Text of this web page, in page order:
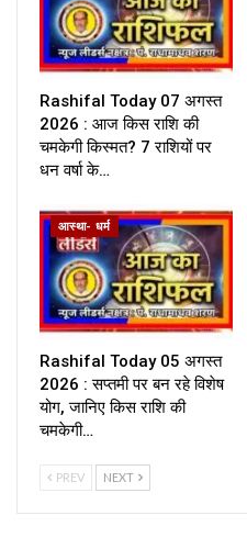
Rashifal Today 07 अगस्त
2026 : आज किस राशि की
चमकेगी किस्मत? 7 राशियों पर
धन वर्षा के…
आस्था- धर्म
Rashifal Today 05 अगस्त
2026 : सप्तमी पर बन रहे विशेष
योग, जानिए किस राशि की
चमकेगी…
PREV NEXT